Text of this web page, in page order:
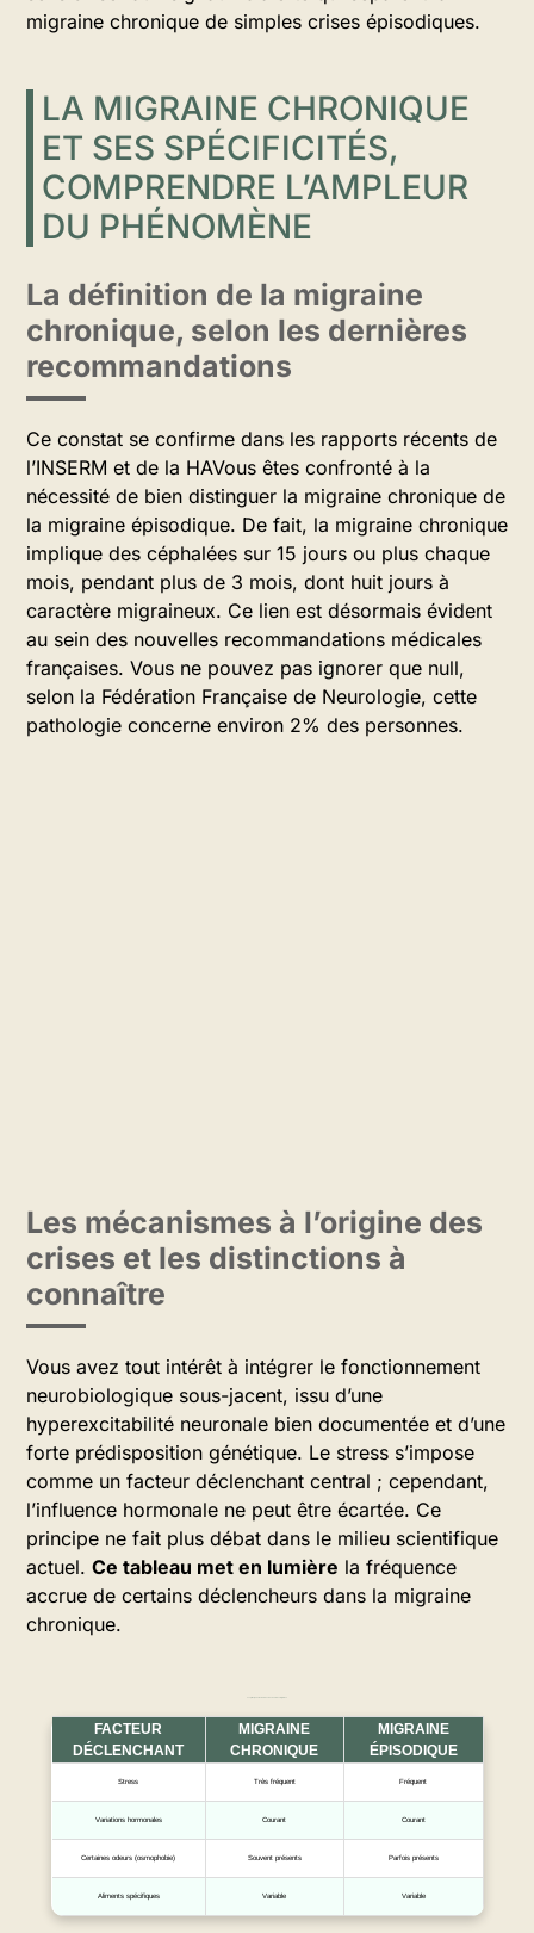
migraine chronique de simples crises épisodiques.
LA MIGRAINE CHRONIQUE
ET SES SPÉCIFICITÉS,
COMPRENDRE L’AMPLEUR
DU PHÉNOMÈNE
La définition de la migraine
chronique, selon les dernières
recommandations
Ce constat se confirme dans les rapports récents de
l’INSERM et de la HAVous êtes confronté à la
nécessité de bien distinguer la migraine chronique de
la migraine épisodique. De fait, la migraine chronique
implique des céphalées sur 15 jours ou plus chaque
mois, pendant plus de 3 mois, dont huit jours à
caractère migraineux. Ce lien est désormais évident
au sein des nouvelles recommandations médicales
françaises. Vous ne pouvez pas ignorer que null,
selon la Fédération Française de Neurologie, cette
pathologie concerne environ 2% des personnes.
Les mécanismes à l’origine des
crises et les distinctions à
connaître
Vous avez tout intérêt à intégrer le fonctionnement
neurobiologique sous-jacent, issu d’une
hyperexcitabilité neuronale bien documentée et d’une
forte prédisposition génétique. Le stress s’impose
comme un facteur déclenchant central ; cependant,
l’influence hormonale ne peut être écartée. Ce
principe ne fait plus débat dans le milieu scientifique
actuel. Ce tableau met en lumière la fréquence
accrue de certains déclencheurs dans la migraine
chronique.
FACTEUR
DÉCLENCHANT
MIGRAINE
CHRONIQUE
MIGRAINE
ÉPISODIQUE
Stress Très fréquent Fréquent
Variations hormonales Courant Courant
Certaines odeurs (osmophobie) Souvent présents Parfois présents
Aliments spécifiques Variable Variable